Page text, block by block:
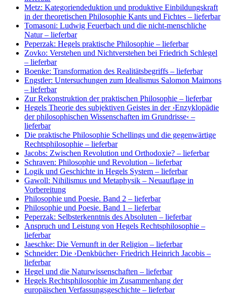
Metz: Kategoriendeduktion und produktive Einbildungskraft
in der theoretischen Philosophie Kants und Fichtes – lieferbar
Tomasoni: Ludwig Feuerbach und die nicht-menschliche
Natur– lieferbar
Peperzak: Hegels praktische Philosophie – lieferbar
Zovko: Verstehen und Nichtverstehen bei Friedrich Schlegel
– lieferbar
Boenke: Transformation des Realitätsbegriffs – lieferbar
Engstler: Untersuchungen zum Idealismus Salomon Maimons
– lieferbar
Zur Rekonstruktion der praktischen Philosophie – lieferbar
Hegels Theorie des subjektiven Geistes in der ›Enzyklopädie
der philosophischen Wissenschaften im Grundrisse‹ –
lieferbar
Die praktische Philosophie Schellings und die gegenwärtige
Rechtsphilosophie – lieferbar
Jacobs: Zwischen Revolution und Orthodoxie? – lieferbar
Schraven: Philosophie und Revolution – lieferbar
Logik und Geschichte in Hegels System – lieferbar
Gawoll: Nihilismus und Metaphysik – Neuauflage in
Vorbereitung
Philosophie und Poesie. Band 2 – lieferbar
Philosophie und Poesie. Band 1 – lieferbar
Peperzak: Selbsterkenntnis des Absoluten – lieferbar
Anspruch und Leistung von Hegels Rechtsphilosophie –
lieferbar
Jaeschke: Die Vernunft in der Religion – lieferbar
Schneider: Die ›Denkbücher‹ Friedrich Heinrich Jacobis –
lieferbar
Hegel und die Naturwissenschaften – lieferbar
Hegels Rechtsphilosophie im Zusammenhang der
europäischen Verfassungsgeschichte – lieferbar